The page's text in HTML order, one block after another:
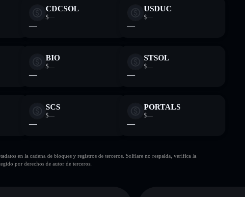
CDCSOL
$—
—
USDUC
$—
—
BIO
$—
—
STSOL
$—
—
SCS
$—
—
PORTALS
$—
—
en la cadena de bloques y registros de terceros. Solflare no respalda, verifica la
por derechos de autor de terceros.